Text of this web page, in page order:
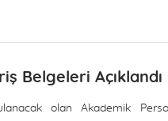
Belgeleri Açıklandı
olan Akademik